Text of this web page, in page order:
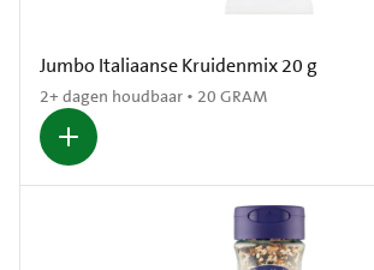
Jumbo Italiaanse Kruidenmix 20 g
2+ dagen houdbaar • 20 GRAM